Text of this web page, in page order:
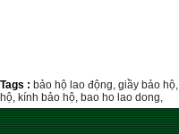
Tags : bảo hộ lao động, giầy bảo hộ,
hộ, kính bảo hộ, bao ho lao dong,